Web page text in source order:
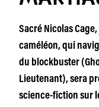
Sacré Nicolas
caméléon, qui
du blockbuster
Lieutenant), sera
science-fiction sur